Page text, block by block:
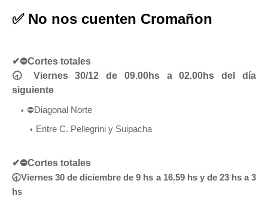
✅ No nos cuenten Cromañon
✔⛔Cortes totales
🕣
Viernes 30/12 de 09.00hs a 02.00hs del día
siguiente
⛔Diagonal Norte
Entre C. Pellegrini y Suipacha
✔⛔Cortes totales
🕣Viernes 30 de diciembre de 9 hs a 16.59 hs y de 23 hs a 3
hs